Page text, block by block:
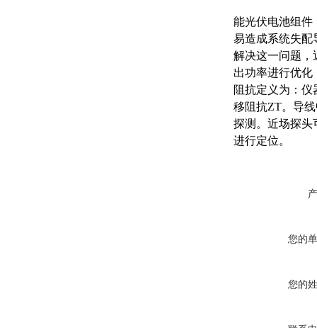
能光伏电池组件
易造成系统失配
解决这一问题，
出功率进行优
阻抗定义为：
移阻抗ZT。导
探测。近场探头
进行定位。
您的
您的